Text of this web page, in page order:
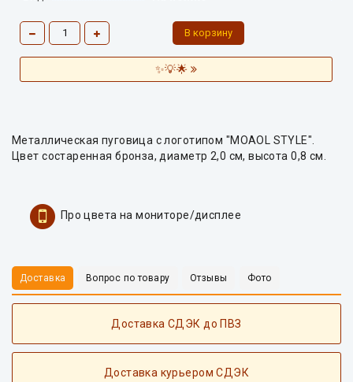
✨💡🌟
Металлическая пуговица с логотипом "MOAOL STYLE".
Цвет состаренная бронза, диаметр 2,0 см, высота 0,8 см.
Про цвета на мониторе/дисплее
Доставка Вопрос по товару Отзывы Фото
Доставка СДЭК до ПВЗ
Доставка курьером СДЭК